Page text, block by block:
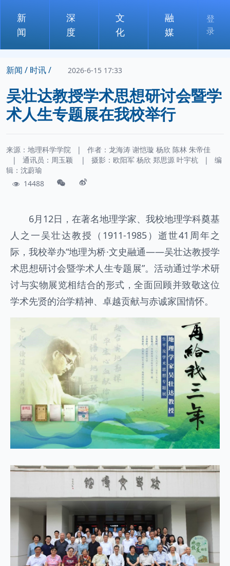
新
闻
深
度
文
化
融
媒
登
录
新闻 / 时讯 / 2026-6-15 17:33
吴壮达教授学术思想研讨会暨学
术人生专题展在我校举行
来源：地理科学学院 | 作者： 龙海涛 谢恺璇 杨欣 陈林 朱帝佳
|
通讯员： 周玉颖 | 摄影： 欧阳军 杨欣 郑思源 叶宇杭 |
编
辑：沈蔚瑜
14488
6月12日，在著名地理学家、我校地理学科奠基
人之一吴壮达教授（1911-1985）逝世41周年之
际，我校举办“地理为桥·文史融通——吴壮达教授学
术思想研讨会暨学术人生专题展”。活动通过学术研
讨与实物展览相结合的形式，全面回顾并致敬这位
学术先贤的治学精神、卓越贡献与赤诚家国情怀。